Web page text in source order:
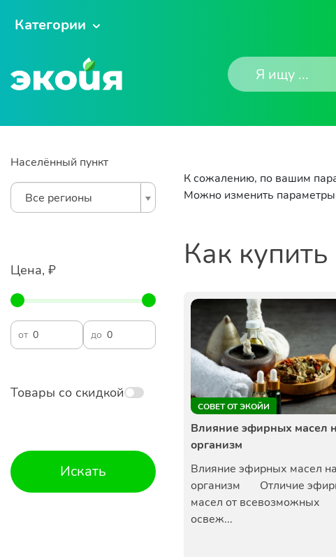
Категории
Населённый пункт
Все регионы
Цена, ₽
от до
Товары со скидкой
Искать
К сожалению, по вашим
Можно изменить параметры
Как купить
СОВЕТ ОТ ЭКОЙИ
Влияние эфирных масел
организм
Влияние эфирных масел на
организм Отличие
масел от всевозможных
освеж...